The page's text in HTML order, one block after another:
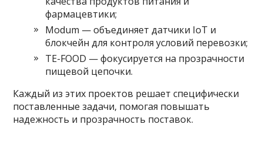
фармацевтики;
Modum — объединяет датчики IoT и
блокчейн для контроля условий перевозки;
TE-FOOD — фокусируется на прозрачности
пищевой цепочки.
Каждый из этих проектов решает специфически
поставленные задачи, помогая повышать
надежность и прозрачность поставок.